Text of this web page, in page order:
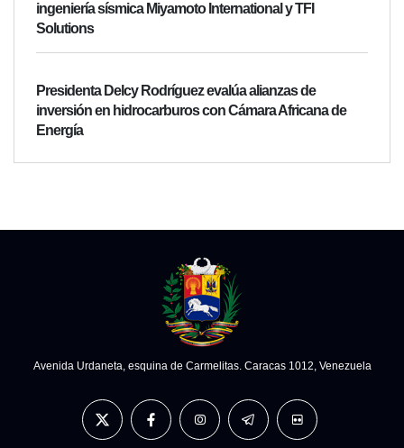
ingeniería sísmica Miyamoto International y TFI
Solutions
Presidenta Delcy Rodríguez evalúa alianzas de
inversión en hidrocarburos con Cámara Africana de
Energía
Avenida Urdaneta, esquina de Carmelitas. Caracas 1012, Venezuela